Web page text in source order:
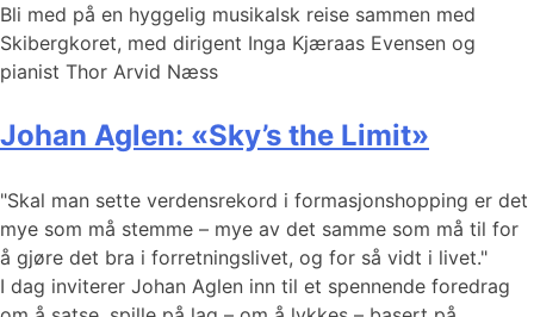
Bli med på en hyggelig musikalsk reise sammen med
Skibergkoret, med dirigent Inga Kjæraas Evensen og
pianist Thor Arvid Næss
Johan Aglen: «Sky’s the Limit»
"Skal man sette verdensrekord i formasjonshopping er det
mye som må stemme – mye av det samme som må til for
å gjøre det bra i forretningslivet, og for så vidt i livet."
I dag inviterer Johan Aglen inn til et spennende foredrag